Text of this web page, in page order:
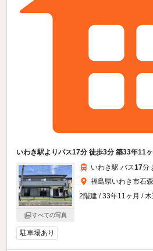
いわき駅よりバス17分 徒歩3分 築33年11
すべての写真
いわき駅 バス17分
福島県いわき市石
2階建 / 33年11ヶ月 / 木
駐車場あり